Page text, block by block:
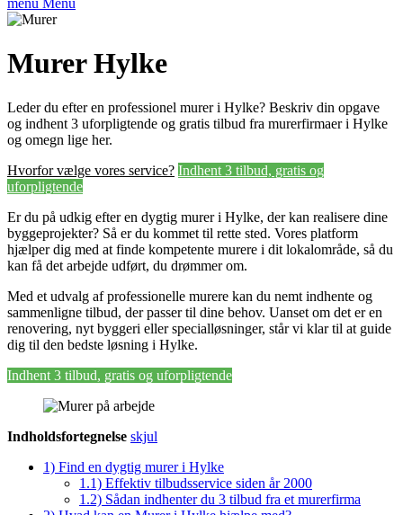
menu Menu
Murer Hylke
Leder du efter en professionel murer i Hylke? Beskriv din opgave
og indhent 3 uforpligtende og gratis tilbud fra murerfirmaer i Hylke
og omegn lige her.
Hvorfor vælge vores service? Indhent 3 tilbud, gratis og
uforpligtende
Er du på udkig efter en dygtig murer i Hylke, der kan realisere dine
byggeprojekter? Så er du kommet til rette sted. Vores platform
hjælper dig med at finde kompetente murere i dit lokalområde, så du
kan få det arbejde udført, du drømmer om.
Med et udvalg af professionelle murere kan du nemt indhente og
sammenligne tilbud, der passer til dine behov. Uanset om det er en
renovering, nyt byggeri eller specialløsninger, står vi klar til at guide
dig til den bedste løsning i Hylke.
Indhent 3 tilbud, gratis og uforpligtende
Indholdsfortegnelse skjul
1) Find en dygtig murer i Hylke
1.1) Effektiv tilbudsservice siden år 2000
1.2) Sådan indhenter du 3 tilbud fra et murerfirma